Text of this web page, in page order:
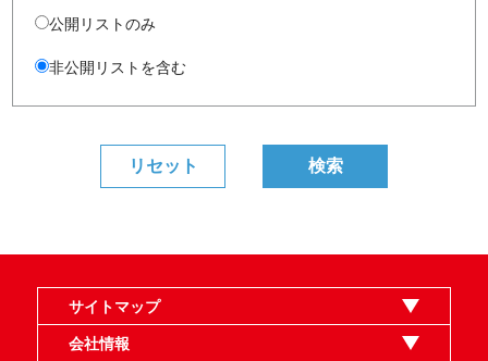
公開リストのみ
非公開リストを含む
サイトマップ
オンラインショップ
買取
記事
選手一覧
デッキ検索
デッキ構築
イベント・大会
店舗のご案内
お問い合わせ
ヘルプ
FAQ
会社情報